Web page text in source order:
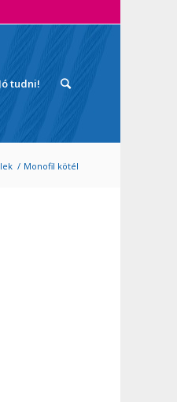
Jó tudni!
/ Monofil kötél